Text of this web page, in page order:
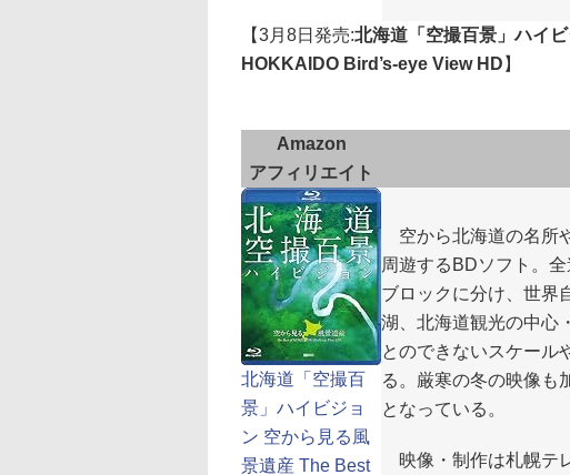
【3月8日発売:北海道「空撮百景」ハイ
HOKKAIDO Bird’s-eye View HD 】
Amazon
アフィリエイト
北海道「空撮百
景」ハイビジョ
ン 空から見る風
景遺産 The Best
空から北海道の名所
周遊するBDソフト。
ブロックに分け、世界
湖、北海道観光の中心
とのできないスケール
る。厳寒の冬の映像も
となっている。
映像・制作は札幌テ